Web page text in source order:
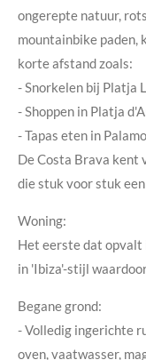
ongerepte natuur,
mountainbike paden,
korte afstand zoals:
- Snorkelen bij Platja
- Shoppen in Platja
- Tapas eten in
De Costa Brava kent
die stuk voor stuk
Woning:
Het eerste dat opvalt
in 'Ibiza'-stijl
Begane grond:
- Volledig ingerichte
oven, vaatwasser,